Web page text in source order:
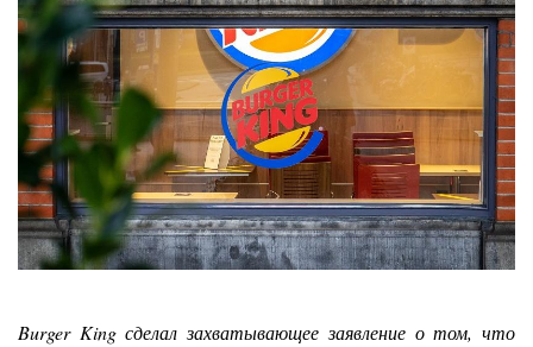
Burger King сделал захватывающее заявление о том, что